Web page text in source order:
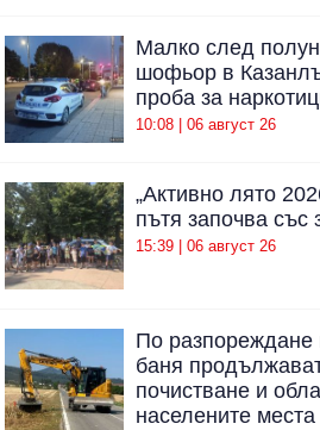
Малко след
шофьор в
проба за
10:08 | 06 август 26
„Активно лято
пътя започва със
15:39 | 06 август 26
По разпореждане
баня
почистване и
населените места